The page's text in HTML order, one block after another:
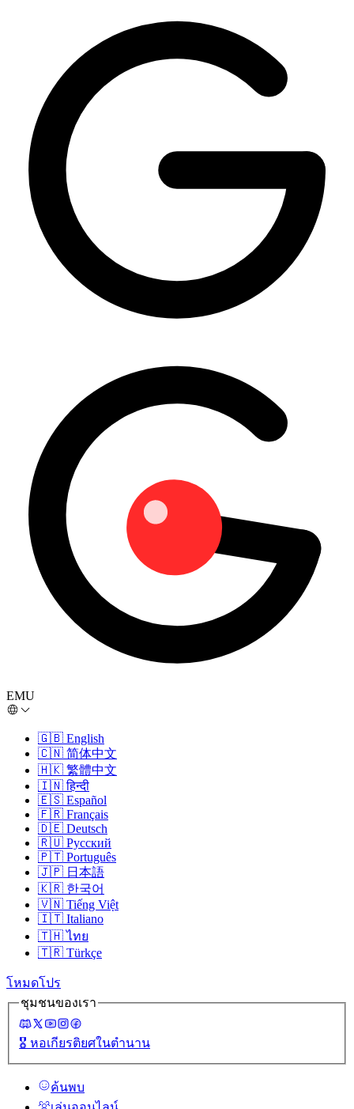
EMU
🇬🇧 English
🇨🇳 简体中文
🇭🇰 繁體中文
🇮🇳 हिन्दी
🇪🇸 Español
🇫🇷 Français
🇩🇪 Deutsch
🇷🇺 Русский
🇵🇹 Português
🇯🇵 日本語
🇰🇷 한국어
🇻🇳 Tiếng Việt
🇮🇹 Italiano
🇹🇭 ไทย
🇹🇷 Türkçe
โหมดโปร
ชุมชนของเรา
🎖️ หอเกียรติยศในตํานาน
ค้นพบ